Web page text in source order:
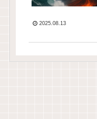
2025.08.13